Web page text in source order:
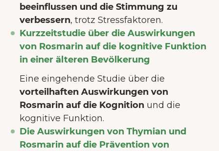
beeinflussen und die Stimmung zu
verbessern, trotz Stressfaktoren.
Kurzzeitstudie über die Auswirkungen
von Rosmarin auf die kognitive Funktion
in einer älteren Bevölkerung
Eine eingehende Studie über die
vorteilhaften Auswirkungen von
Rosmarin auf die Kognition und die
kognitive Funktion.
Die Auswirkungen von Thymian und
Rosmarin auf die Prävention von